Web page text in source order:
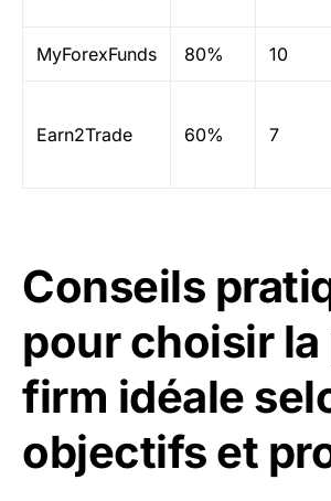
MyForexFunds 80% 10
Earn2Trade 60% 7
Conseils
pour choisir la
firm idéale
objectifs et